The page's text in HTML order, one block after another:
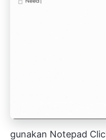
gunakan Notepad